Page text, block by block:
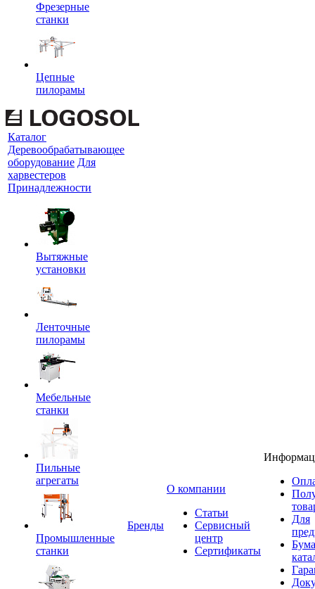
Фрезерные
станки
Цепные
пилорамы
Каталог
Деревообрабатывающее
оборудование Для
харвестеров
Принадлежности
Вытяжные
установки
Ленточные
пилорамы
Мебельные
станки
Пильные
агрегаты
Промышленные
станки
Бренды
O компании
Статьи
Сервисный
центр
Сертификаты
Для